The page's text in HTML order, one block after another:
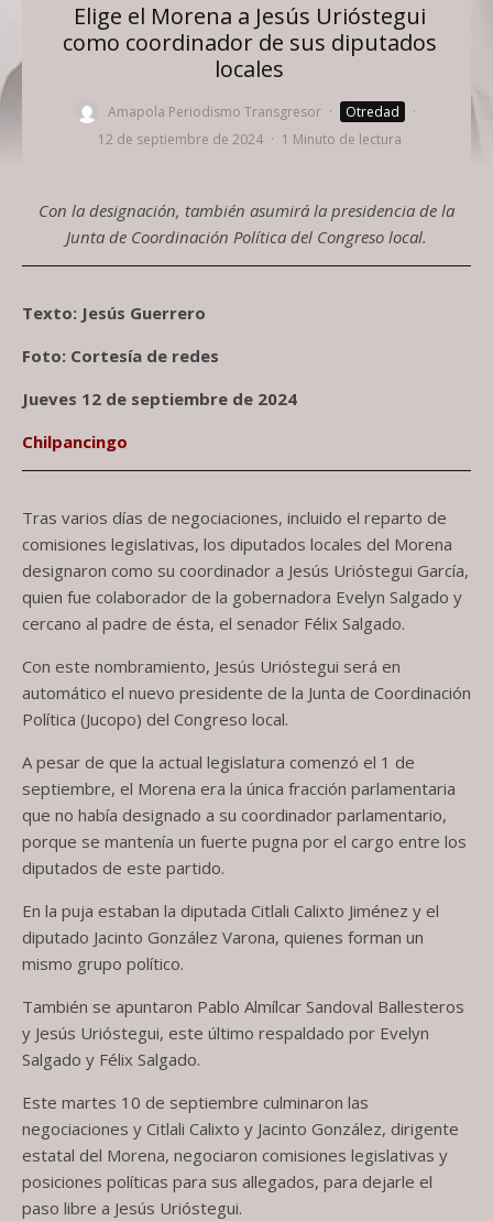
Elige el Morena a Jesús Urióstegui
como coordinador de sus diputados
locales
Amapola Periodismo Transgresor · Otredad
·
12 de septiembre de 2024 · 1 Minuto de lectura
Con la designación, también asumirá la presidencia de la
Junta de Coordinación Política del Congreso local.
Texto: Jesús Guerrero
Foto: Cortesía de redes
Jueves 12 de septiembre de 2024
Chilpancingo
Tras varios días de negociaciones, incluido el reparto de
comisiones legislativas, los diputados locales del Morena
designaron como su coordinador a Jesús Urióstegui García,
quien fue colaborador de la gobernadora Evelyn Salgado y
cercano al padre de ésta, el senador Félix Salgado.
Con este nombramiento, Jesús Urióstegui será en
automático el nuevo presidente de la Junta de Coordinación
Política (Jucopo) del Congreso local.
A pesar de que la actual legislatura comenzó el 1 de
septiembre, el Morena era la única fracción parlamentaria
que no había designado a su coordinador parlamentario,
porque se mantenía un fuerte pugna por el cargo entre los
diputados de este partido.
En la puja estaban la diputada Citlali Calixto Jiménez y el
diputado Jacinto González Varona, quienes forman un
mismo grupo político.
También se apuntaron Pablo Almílcar Sandoval Ballesteros
y Jesús Urióstegui, este último respaldado por Evelyn
Salgado y Félix Salgado.
Este martes 10 de septiembre culminaron las
negociaciones y Citlali Calixto y Jacinto González, dirigente
estatal del Morena, negociaron comisiones legislativas y
posiciones políticas para sus allegados, para dejarle el
paso libre a Jesús Urióstegui.